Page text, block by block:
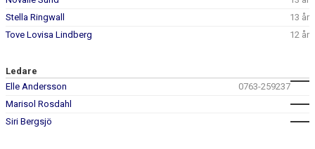
Stella Ringwall
13 år
Tove Lovisa Lindberg
12 år
Ledare
Elle Andersson
0763-259237
Marisol Rosdahl
Siri Bergsjö